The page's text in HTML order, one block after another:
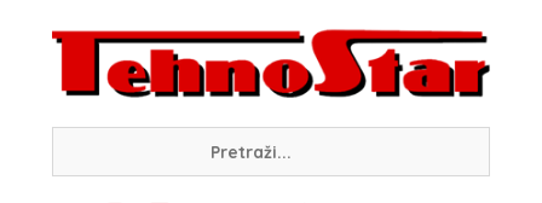
content